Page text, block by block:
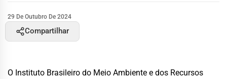
29 De Outubro De 2024
Compartilhar
O Instituto Brasileiro do Meio Ambiente e dos Recursos